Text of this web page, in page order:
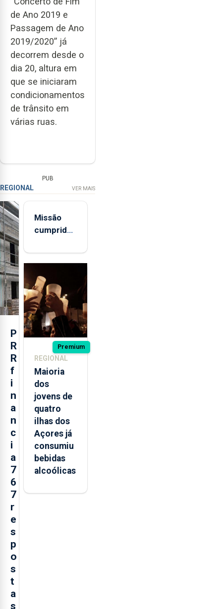
de Ano 2019 e
Passagem de Ano
2019/2020” já
decorrem desde o
dia 20, altura em
que se iniciaram
condicionamentos
de trânsito em
várias ruas.
PUB
REGIONAL VER MAIS
P
R
R
f
i
n
a
n
c
i
a
7
6
7
r
e
s
p
o
s
t
a
s
Missão
cumprida:
açorianos
após
missão na
Roménia
Premium
REGIONAL
Maioria
dos
jovens de
quatro
ilhas dos
Açores já
consumiu
bebidas
alcoólicas